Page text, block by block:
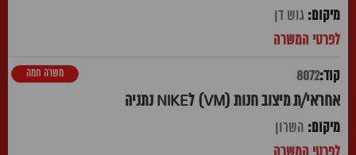
גוש דן
8072
אחראי/ת מיצוב חנות (VM) לNIKE נתניה
משרה חמה
השרון